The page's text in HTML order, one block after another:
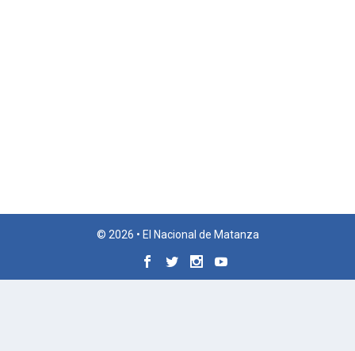
© 2026 • El Nacional de Matanza